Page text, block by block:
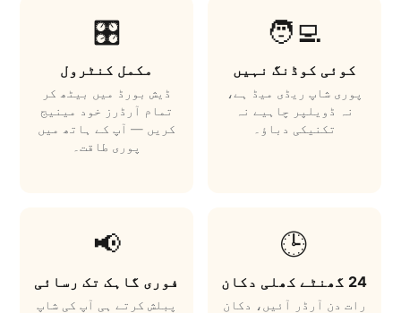
🧑‍💻
کوئی کوڈنگ نہیں
پوری شاپ ریڈی میڈ ہے،
نہ ڈویلپر چاہیے نہ
تکنیکی دباؤ۔
🎛️
مکمل کنٹرول
ڈیش بورڈ میں بیٹھ کر
تمام آرڈرز خود مینیج
کریں — آپ کے ہاتھ میں
پوری طاقت۔
🕒
24 گھنٹے کھلی دکان
رات دن آرڈر آئیں، دکان
📢
فوری گاہک تک رسائی
پبلش کرتے ہی آپ کی شاپ